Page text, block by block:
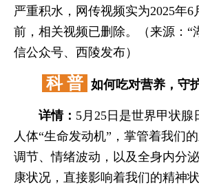
严重积水，网传视频实为2025年6
前，相关视频已删除。（来源：“
信公众号、西陵发布）
科 普 如何吃对营养， 守
详情： 5月25日是世界甲状
人体“生命发动机”，掌管着我们
调节、情绪波动，以及全身内分
康状况，直接影响着我们的精神